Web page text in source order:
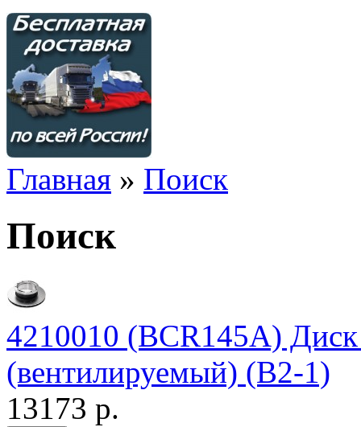
Главная » Поиск
Поиск
4210010 (BCR145A)
(вентилируемый) (В2-1)
13173 р.